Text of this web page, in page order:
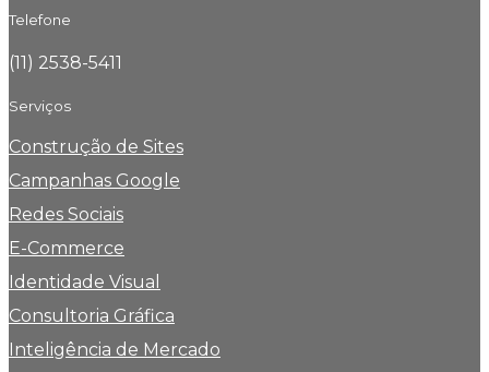
Telefone
(11) 2538-5411
Serviços
Construção de Sites
Campanhas Google
Redes Sociais
E-Commerce
Identidade Visual
Consultoria Gráfica
Inteligência de Mercado